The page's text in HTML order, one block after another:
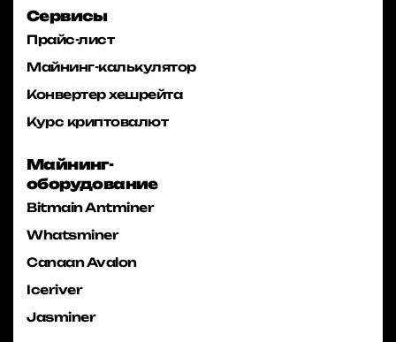
Сервисы
Прайс-лист
Майнинг-калькулятор
Конвертер хешрейта
Курс криптовалют
Майнинг-
оборудование
Bitmain Antminer
Whatsminer
Canaan Avalon
Iceriver
Jasminer